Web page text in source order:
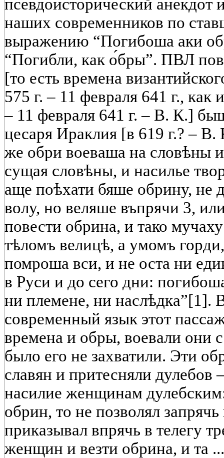
псевдоисторический анекдот
наших современников по
выражению “Погибоша аки
“Погибли, как о́бры”. ПВЛ
[то есть времена
575 г. – 11 февраля 641 г., как
– 11 февраля 641 г. – В. К.]
цесаря Ираклия [в 619 г.? –
же обри воеваша на словѣны
сущая словѣны, и насилье
аще поѣхати бяше обрину, не
волу, но веляше въпрячи 3,
повести обрина, и тако
тѣломъ велицѣ, а умомъ
помроша вси, и не оста ни
в Руси и до сего дни:
ни племене, ни наслѣдка”[1].
современный язык этот
времена и обры, воевали они
было его не захватили. Эти
славян и притесняли дулебов
насилие женщинам
обрин, то не позволял
приказывал впрячь в телегу
женщин и везти обрина, и та